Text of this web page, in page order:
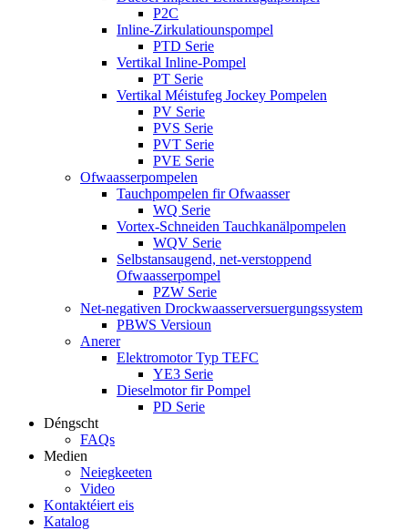
P2C
Inline-Zirkulatiounspompel
PTD Serie
Vertikal Inline-Pompel
PT Serie
Vertikal Méistufeg Jockey Pompelen
PV Serie
PVS Serie
PVT Serie
PVE Serie
Ofwaasserpompelen
Tauchpompelen fir Ofwaasser
WQ Serie
Vortex-Schneiden Tauchkanälpompelen
WQV Serie
Selbstansaugend, net-verstoppend
Ofwaasserpompel
PZW Serie
Net-negativen Drockwaasserversuergungssystem
PBWS Versioun
Anerer
Elektromotor Typ TEFC
YE3 Serie
Dieselmotor fir Pompel
PD Serie
Déngscht
FAQs
Medien
Neiegkeeten
Video
Kontaktéiert eis
Katalog